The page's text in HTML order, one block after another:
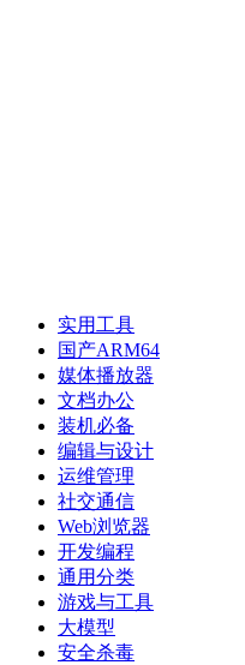
实用工具
国产ARM64
媒体播放器
文档办公
装机必备
编辑与设计
运维管理
社交通信
Web浏览器
开发编程
通用分类
游戏与工具
大模型
安全杀毒